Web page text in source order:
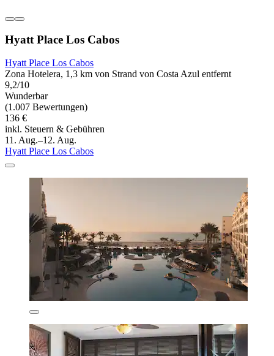
Hyatt Place Los Cabos
Hyatt Place Los Cabos
Zona Hotelera, 1,3 km von Strand von Costa Azul entfernt
9,2/10
Wunderbar
(1.007 Bewertungen)
136 €
inkl. Steuern & Gebühren
11. Aug.–12. Aug.
Hyatt Place Los Cabos